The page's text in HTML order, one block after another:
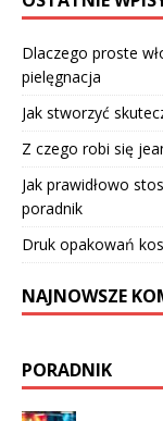
Dlaczego proste
pielęgnacja
Jak stworzyć
Z czego robi się
Jak prawidłowo
poradnik
Druk opakowań
NAJNOWSZE
PORADNIK